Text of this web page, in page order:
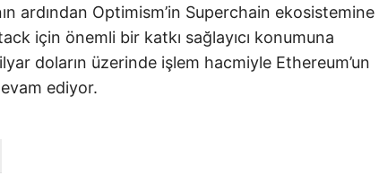
ardından Optimism’in Superchain ekosistemine
için önemli bir katkı sağlayıcı konumuna
doların üzerinde işlem hacmiyle Ethereum’un
ediyor.